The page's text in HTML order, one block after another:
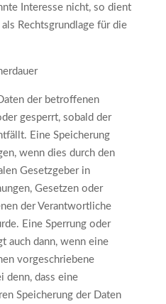
Interesse nicht, so dient
Rechtsgrundlage für die
der betroffenen
gesperrt, sobald der
Eine Speicherung
wenn dies durch den
Gesetzgeber in
Gesetzen oder
der Verantwortliche
Eine Sperrung oder
auch dann, wenn eine
vorgeschriebene
denn, dass eine
Speicherung der Daten